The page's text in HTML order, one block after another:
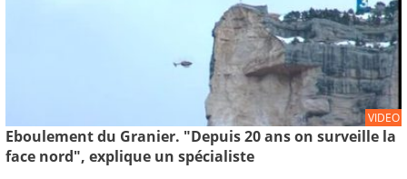
VIDEO
Eboulement du Granier. "Depuis 20 ans on surveille la
face nord", explique un spécialiste